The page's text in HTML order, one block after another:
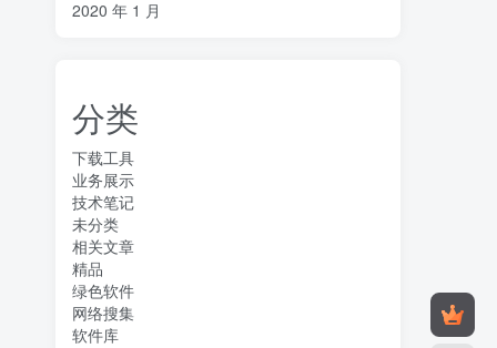
2020 年 1 月
分类
下载工具
业务展示
技术笔记
未分类
相关文章
精品
绿色软件
网络搜集
软件库